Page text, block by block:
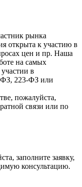
рынка
открыта к участию в
цен и пр. Наша
на самых
в
ФЗ, 223-ФЗ или
пожалуйста,
связи или по
заполните заявку,
консультацию.